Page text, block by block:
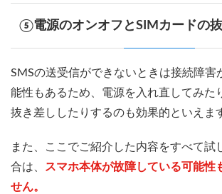
⑤電源のオンオフとSIMカードの
SMSの送受信ができないときは接続障害
能性もあるため、電源を入れ直してみた
抜き差ししたりするのも効果的といえま
また、ここでご紹介した内容をすべて試
合は、
スマホ本体が故障している可能性
せん。